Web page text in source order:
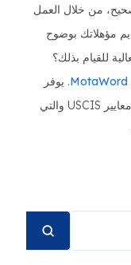
من خلال العمل
مؤهلاتك بوضوح
للقيام بذلك؟
MotaWord. يوفر
فريقنا تقييمات سريعة ودقيقة ومتوافقة مع معايير USCIS والتي